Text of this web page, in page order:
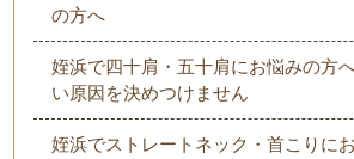
の方へ
姪浜で四十肩・五十肩にお悩みの方
い原因を決めつけません
姪浜でストレートネック・首こりに